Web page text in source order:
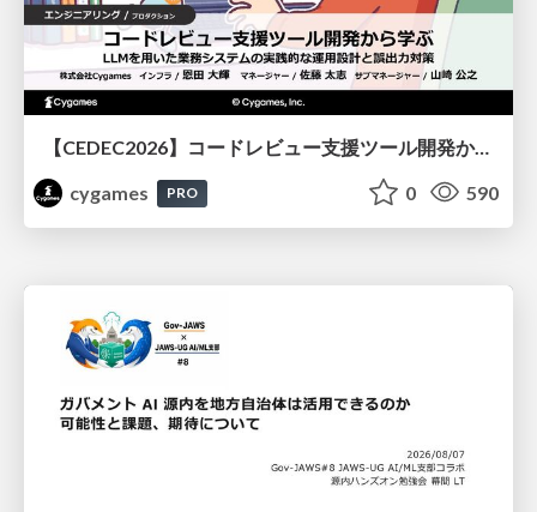
【CEDEC2026】コードレビュー支援ツール開発から学ぶ：LLMを用いた業務システムの実践的な運用設計と誤出力対策
cygames
PRO 0 590